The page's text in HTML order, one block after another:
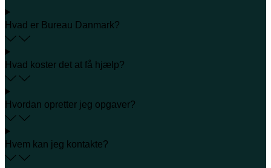
Hvad er Bureau Danmark?
Hvad koster det at få hjælp?
Hvordan opretter jeg opgaver?
Hvem kan jeg kontakte?